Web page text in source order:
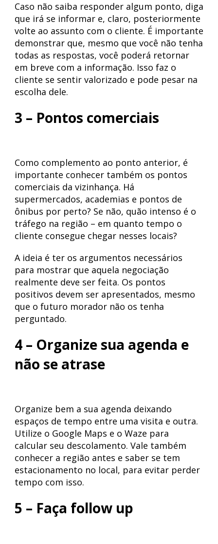
Caso não saiba responder algum ponto, diga
que irá se informar e, claro, posteriormente
volte ao assunto com o cliente. É importante
demonstrar que, mesmo que você não tenha
todas as respostas, você poderá retornar
em breve com a informação. Isso faz o
cliente se sentir valorizado e pode pesar na
escolha dele.
3 – Pontos comerciais
Como complemento ao ponto anterior, é
importante conhecer também os pontos
comerciais da vizinhança. Há
supermercados, academias e pontos de
ônibus por perto? Se não, quão intenso é o
tráfego na região – em quanto tempo o
cliente consegue chegar nesses locais?
A ideia é ter os argumentos necessários
para mostrar que aquela negociação
realmente deve ser feita. Os pontos
positivos devem ser apresentados, mesmo
que o futuro morador não os tenha
perguntado.
4 – Organize sua agenda e
não se atrase
Organize bem a sua agenda deixando
espaços de tempo entre uma visita e outra.
Utilize o Google Maps e o Waze para
calcular seu descolamento. Vale também
conhecer a região antes e saber se tem
estacionamento no local, para evitar perder
tempo com isso.
5 – Faça follow up